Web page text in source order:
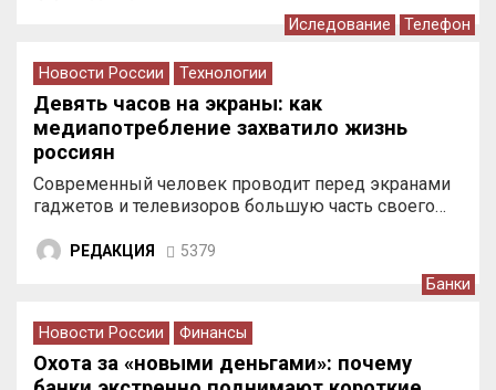
Иследование Телефон
Новости России Технологии
Девять часов на экраны: как
медиапотребление захватило жизнь
россиян
Современный человек проводит перед экранами
гаджетов и телевизоров большую часть своего…
РЕДАКЦИЯ 5379
Банки
Новости России Финансы
Охота за «новыми деньгами»: почему